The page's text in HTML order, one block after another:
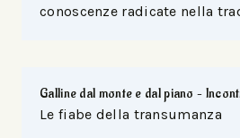
conoscenze radicate nella
Galline dal monte e dal piano –
Le fiabe della transumanza